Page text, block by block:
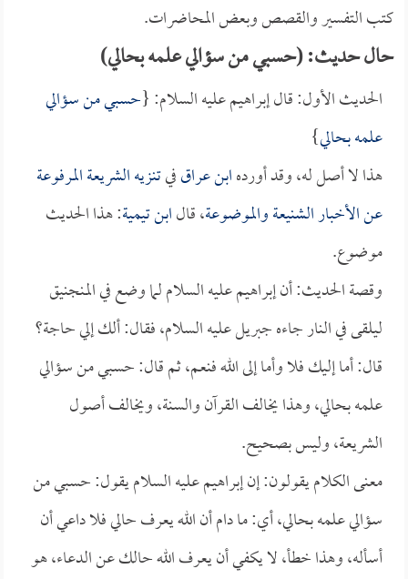
كتب التفسير والقصص وبعض المحاضرات.
حال حديث: (حسبي من سؤالي علمه بحالي)
الحديث الأول: قال إبراهيم عليه السلام: {حسبي من سؤالي
علمه بحالي}
هذا لا أصل له، وقد أوردهابن عراقفيتنزيه الشريعة المرفوعة
عن الأخبار الشنيعة والموضوعة، قالابن تيمية: هذا الحديث
موضوع.
وقصة الحديث: أن إبراهيم عليه السلام لما وضع في المنجنيق
ليلقى في النار جاءه جبريل عليه السلام، فقال: ألك إلي حاجة؟
قال: أما إليك فلا وأما إلى الله فنعم، ثم قال: حسبي من سؤالي
علمه بحالي، وهذا يخالف القرآن والسنة، ويخالف أصول
الشريعة، وليس بصحيح.
معنى الكلام يقولون: إن إبراهيم عليه السلام يقول: حسبي من
سؤالي علمه بحالي، أي: ما دام أن الله يعرف حالي فلا داعي أن
أسأله، وهذا خطأ، لا يكفي أن يعرف الله حالك عن الدعاء، هو